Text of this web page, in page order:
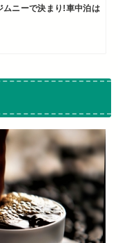
ムニーで決まり!車中泊は